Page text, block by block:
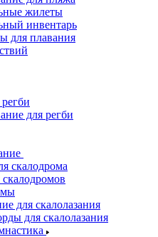
жилеты
инвентарь
для плавания
для регби
скалодрома
для скалолазания
для скалолазания